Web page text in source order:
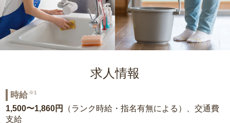
求人情報
時給 ※1
1,500〜1,860円
（ランク時給・指名有無による）、交通費
支給